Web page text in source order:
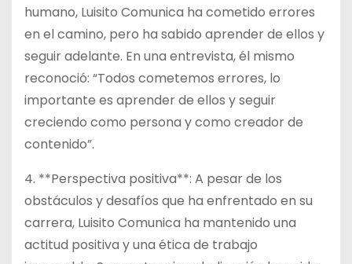
humano, Luisito Comunica ha cometido errores
en el camino, pero ha sabido aprender de ellos y
seguir adelante. En una entrevista, él mismo
reconoció: “Todos cometemos errores, lo
importante es aprender de ellos y seguir
creciendo como persona y como creador de
contenido”.
4. **Perspectiva positiva**: A pesar de los
obstáculos y desafíos que ha enfrentado en su
carrera, Luisito Comunica ha mantenido una
actitud positiva y una ética de trabajo